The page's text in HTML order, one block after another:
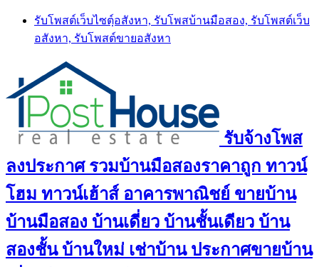
Skip
content
รับโพสต์เว็บไซตฺ์อสังหา, รับโพสบ้านมือสอง, รับโพสต์เว็บ
อสังหา, รับโพสต์ขายอสังหา
รับจ้างโพส
ลงประกาศ รวมบ้านมือสองราคาถูก ทาวน์
โฮม ทาวน์เฮ้าส์ อาคารพาณิชย์ ขายบ้าน
บ้านมือสอง บ้านเดี่ยว บ้านชั้นเดียว บ้าน
สองชั้น บ้านใหม่ เช่าบ้าน ประกาศขายบ้าน